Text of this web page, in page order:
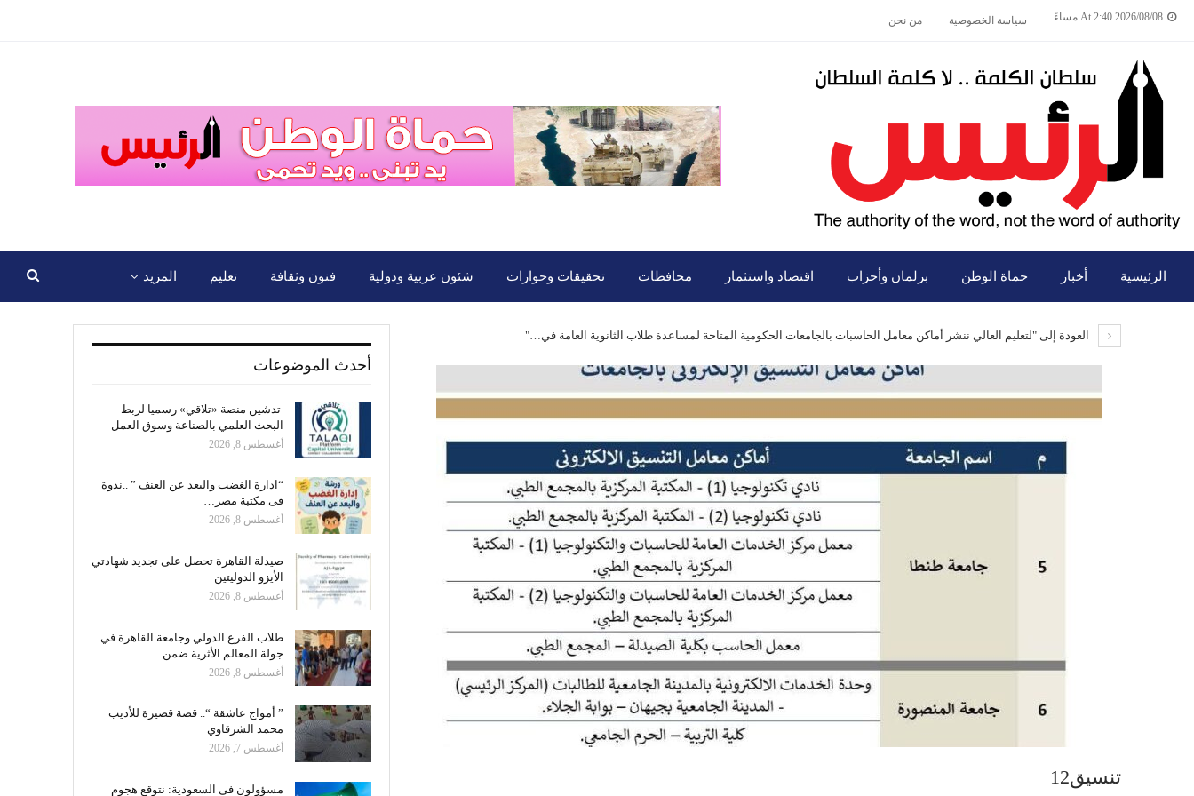
2026/08/08 At 2:40 مساءً سياسة الخصوصية من نحن
الرئيسية أخبار حماة الوطن برلمان وأحزاب اقتصاد واستثمار محافظات تحقيقات وحوارات شئون عربية ودولية فنون وثقافة تعليم المزيد
العودة إلى "لتعليم العالي ننشر أماكن معامل الحاسبات بالجامعات الحكومية المتاحة لمساعدة طلاب الثانوية العامة في…"
تنسيق12
أحدث الموضوعات
تدشين منصة «تلاقي» رسميا لربط
البحث العلمي بالصناعة وسوق العمل
أغسطس 8, 2026
“ادارة الغضب والبعد عن العنف ” ..ندوة
فى مكتبة مصر…
أغسطس 8, 2026
صيدلة القاهرة تحصل على تجديد شهادتي
الأيزو الدوليتين
أغسطس 8, 2026
طلاب الفرع الدولي وجامعة القاهرة في
جولة المعالم الأثرية ضمن…
أغسطس 8, 2026
” أمواج عاشقة “.. قصة قصيرة للأديب
محمد الشرقاوي
أغسطس 7, 2026
مسؤولون فى السعودية: نتوقع هجوم